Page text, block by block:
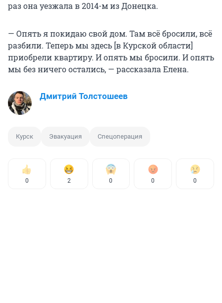
раз она уезжала в 2014-м из Донецка.
— Опять я покидаю свой дом. Там всё бросили, всё
разбили. Теперь мы здесь [в Курской области]
приобрели квартиру. И опять мы бросили. И опять
мы без ничего остались, — рассказала Елена.
Дмитрий Толстошеев
Курск Эвакуация Спецоперация
0 2 0 0 0